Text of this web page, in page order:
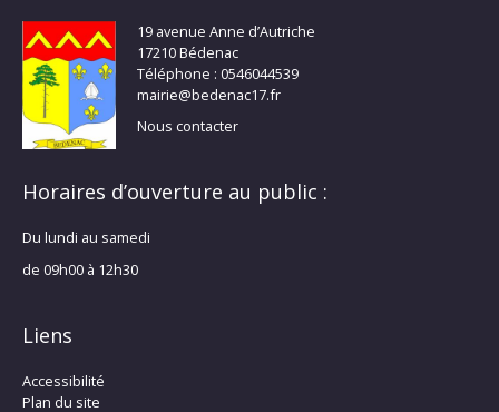
19 avenue Anne d’Autriche
17210 Bédenac
Téléphone : 0546044539
mairie@bedenac17.fr
Nous contacter
Horaires d’ouverture au public :
Du lundi au samedi
de 09h00 à 12h30
Liens
Accessibilité
Plan du site